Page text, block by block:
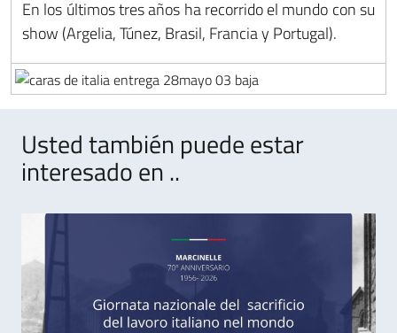
En los últimos tres años ha recorrido el mundo con su
show (Argelia, Túnez, Brasil, Francia y Portugal).
Usted también puede estar
interesado en ..